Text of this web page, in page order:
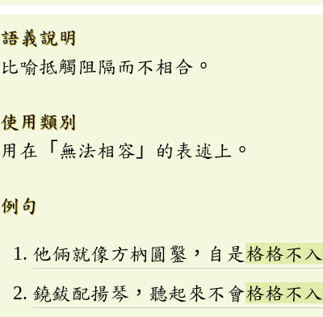
語義說明
比喻抵觸阻隔而不相合。
使用類別
用在「無法相容」的表述上。
例句
他倆就像方枘圓鑿，自是格格不入
鐃鈸配揚琴，聽起來不會格格不入